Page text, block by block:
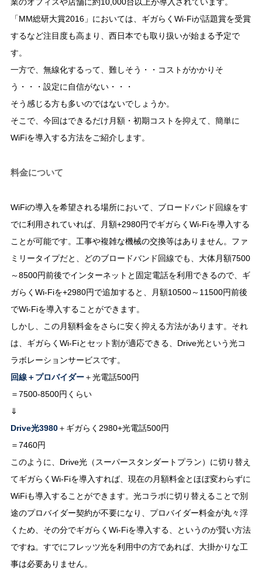
「MM総研大賞2016」においては、ギガらくWi-Fiが話題賞を受賞
するなど注目度も高まり、西日本でも取り扱いが始まる予定で
す。
一方で、無線化するって、難しそう・・コストがかかりそ
う・・・設定に自信がない・・・
そう感じる方も多いのではないでしょうか。
そこで、今回はできるだけ月額・初期コストを抑えて、簡単に
WiFiを導入する方法をご紹介します。
料金について
WiFiの導入を希望される場所において、ブロードバンド回線をす
でに利用されていれば、月額+2980円でギガらくWi-Fiを導入する
ことが可能です。工事や複雑な機械の交換等はありません。ファ
ミリータイプだと、どのブロードバンド回線でも、大体月額7500
～8500円前後でインターネットと固定電話を利用できるので、ギ
ガらくWi-Fiを+2980円で追加すると、月額10500～11500円前後
でWi-Fiを導入することができます。
しかし、この月額料金をさらに安く抑える方法があります。それ
は、ギガらくWi-Fiとセット割が適応できる、Drive光という光コ
ラボレーションサービスです。
回線＋プロバイダー＋光電話500円
＝7500-8500円くらい
⇓
Drive光3980＋ギガらく2980+光電話500円
＝7460円
このように、Drive光（スーパースタンダートプラン）に切り替え
てギガらくWi-Fiを導入すれば、現在の月額料金とほぼ変わらずに
WiFiも導入することができます。光コラボに切り替えることで別
途のプロバイダー契約が不要になり、プロバイダー料金が丸々浮
くため、その分でギガらくWi-Fiを導入する、というのが賢い方法
ですね。すでにフレッツ光を利用中の方であれば、大掛かりな工
事は必要ありません。